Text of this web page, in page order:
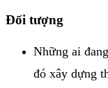
Đối tượng
Những ai
đó xây dựng